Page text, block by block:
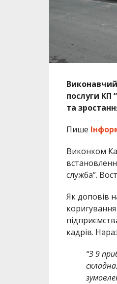
послуги КП
та
Пише
Виконком
служба”.
Як доповів
кадрів.
“З 9